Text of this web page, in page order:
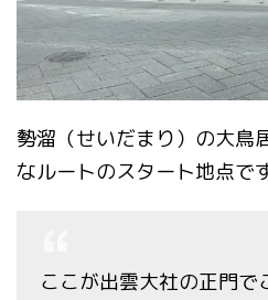
勢溜（せいだまり）の大鳥
なルートのスタート地点です
ここが出雲大社の正門で